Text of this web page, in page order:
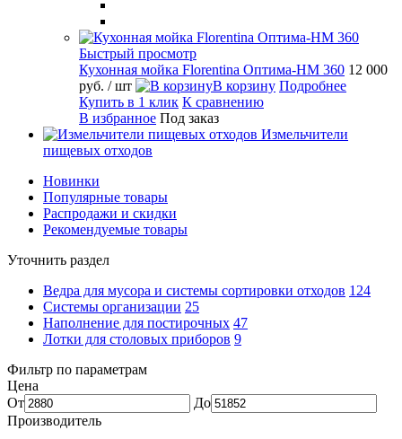
Быстрый просмотр
Кухонная мойка Florentina Оптима-HM 360 12 000
руб. / шт В корзину Подробнее
Купить в 1 клик К сравнению
В избранное Под заказ
Измельчители
пищевых отходов
Новинки
Популярные товары
Распродажи и скидки
Рекомендуемые товары
Уточнить раздел
Ведра для мусора и системы сортировки отходов 124
Системы организации 25
Наполнение для постирочных 47
Лотки для столовых приборов 9
Фильтр по параметрам
Цена
От
До
Производитель